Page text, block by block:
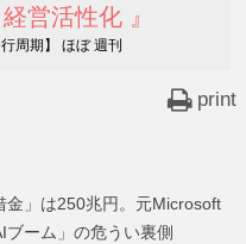
営活性化 』
周期】 ほぼ 週刊
print
金」は250兆円。元Microsoft
ブーム」の危うい裏側